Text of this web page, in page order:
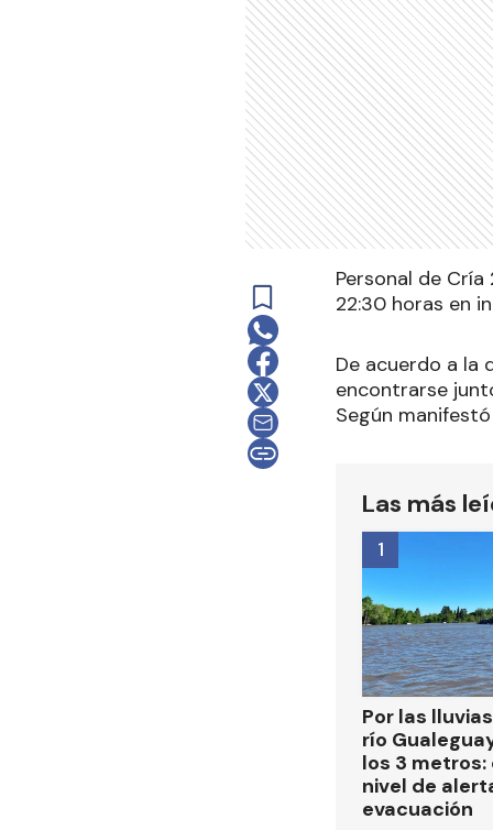
Personal de
22:30 horas en
De acuerdo a la
encontrarse
Según
Las más
Por las
río
los 3 metros:
nivel de
evacuación
1